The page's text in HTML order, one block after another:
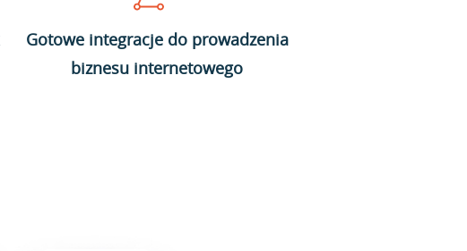
Gotowe integracje do prowadzenia
biznesu internetowego